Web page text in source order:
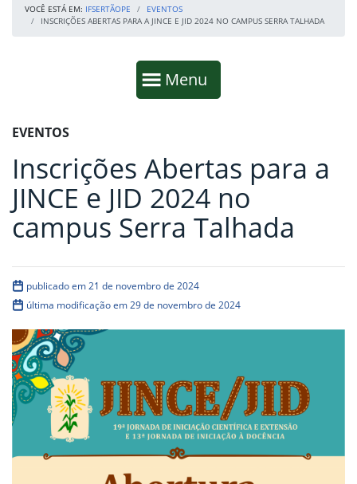
VOCÊ ESTÁ EM: IFSERTÃOPE
EVENTOS
INSCRIÇÕES ABERTAS PARA A JINCE E JID 2024 NO CAMPUS SERRA TALHADA
Mostrar
Menu
Fim da navegação
Início do conteúdo
EVENTOS
Inscrições Abertas para a
JINCE e JID 2024 no
campus Serra Talhada
publicado em 21 de novembro de 2024
última modificação em 29 de novembro de 2024